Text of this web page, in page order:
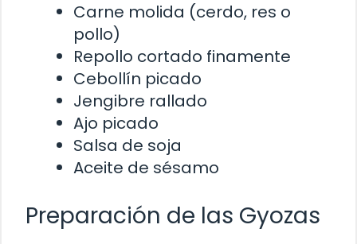
Carne molida (cerdo, res o
pollo)
Repollo cortado finamente
Cebollín picado
Jengibre rallado
Ajo picado
Salsa de soja
Aceite de sésamo
Preparación de las Gyozas